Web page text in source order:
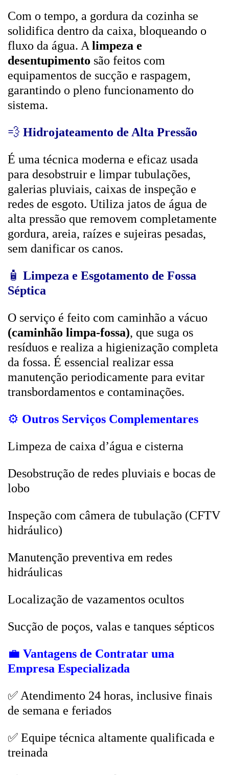
Com o tempo, a gordura da cozinha se
solidifica dentro da caixa, bloqueando o
fluxo da água. A limpeza e
desentupimento são feitos com
equipamentos de sucção e raspagem,
garantindo o pleno funcionamento do
sistema.
💨 Hidrojateamento de Alta Pressão
É uma técnica moderna e eficaz usada
para desobstruir e limpar tubulações,
galerias pluviais, caixas de inspeção e
redes de esgoto. Utiliza jatos de água de
alta pressão que removem completamente
gordura, areia, raízes e sujeiras pesadas,
sem danificar os canos.
🧴 Limpeza e Esgotamento de Fossa
Séptica
O serviço é feito com caminhão a vácuo
(caminhão limpa-fossa), que suga os
resíduos e realiza a higienização completa
da fossa. É essencial realizar essa
manutenção periodicamente para evitar
transbordamentos e contaminações.
⚙️ Outros Serviços Complementares
Limpeza de caixa d’água e cisterna
Desobstrução de redes pluviais e bocas de
lobo
Inspeção com câmera de tubulação (CFTV
hidráulico)
Manutenção preventiva em redes
hidráulicas
Localização de vazamentos ocultos
Sucção de poços, valas e tanques sépticos
💼 Vantagens de Contratar uma
Empresa Especializada
✅ Atendimento 24 horas, inclusive finais
de semana e feriados
✅ Equipe técnica altamente qualificada e
treinada